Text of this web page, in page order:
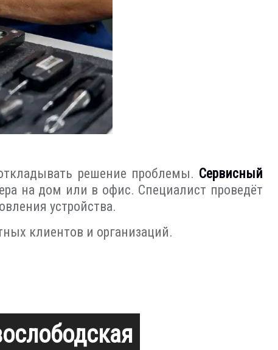
решение проблемы. Сервисный
на дом или в офис. Специалист проведёт
устройства.
клиентов и организаций.